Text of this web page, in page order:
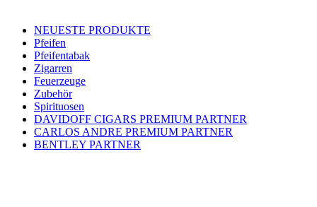
NEUESTE PRODUKTE
Pfeifen
Pfeifentabak
Zigarren
Feuerzeuge
Zubehör
Spirituosen
DAVIDOFF CIGARS PREMIUM PARTNER
CARLOS ANDRE PREMIUM PARTNER
BENTLEY PARTNER